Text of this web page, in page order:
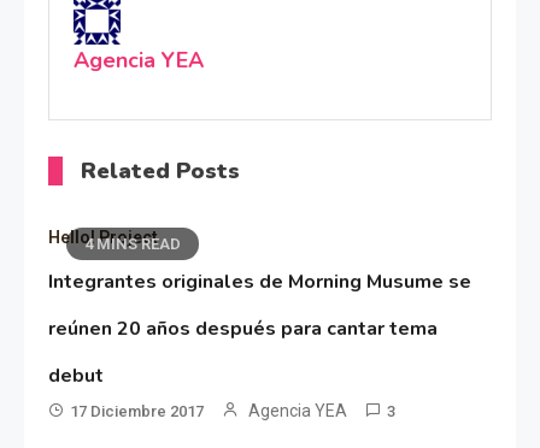
Agencia YEA
Related Posts
4 MINS READ
Hello! Project
Integrantes originales de Morning Musume se
reúnen 20 años después para cantar tema
debut
17 Diciembre 2017 Agencia YEA 3